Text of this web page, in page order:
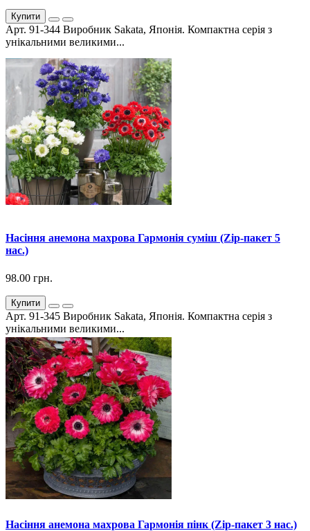
Купити
Арт. 91-344 Виробник Sakata, Японія. Компактна серія з
унікальними великими...
Насіння анемона махрова Гармонія суміш (Zip-пакет 5
нас.)
98.00 грн.
Купити
Арт. 91-345 Виробник Sakata, Японія. Компактна серія з
унікальними великими...
Насіння анемона махрова Гармонія пінк (Zip-пакет 3 нас.)